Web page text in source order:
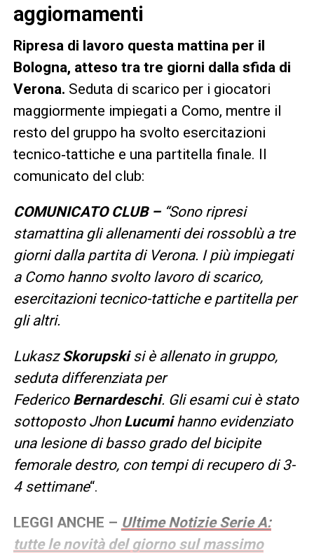
aggiornamenti
Ripresa di lavoro questa mattina per il
Bologna, atteso tra tre giorni dalla sfida di
Verona. Seduta di scarico per i giocatori
maggiormente impiegati a Como, mentre il
resto del gruppo ha svolto esercitazioni
tecnico‑tattiche e una partitella finale. Il
comunicato del club:
COMUNICATO CLUB –“Sono ripresi
stamattina gli allenamenti dei rossoblù a tre
giorni dalla partita di Verona. I più impiegati
a Como hanno svolto lavoro di scarico,
esercitazioni tecnico-tattiche e partitella per
gli altri.
LukaszSkorupskisi è allenato in gruppo,
seduta differenziata per
Federico Bernardeschi. Gli esami cui è stato
sottoposto Jhon Lucumihanno evidenziato
una lesione di basso grado del bicipite
femorale destro, con tempi di recupero di 3-
4 settimane“.
LEGGI ANCHE – Ultime Notizie Serie A:
tutte le novità del giorno sul massimo